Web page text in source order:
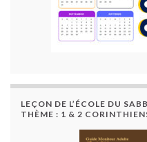
LEÇON DE L’ÉCOLE DU
THÈME : 1 & 2